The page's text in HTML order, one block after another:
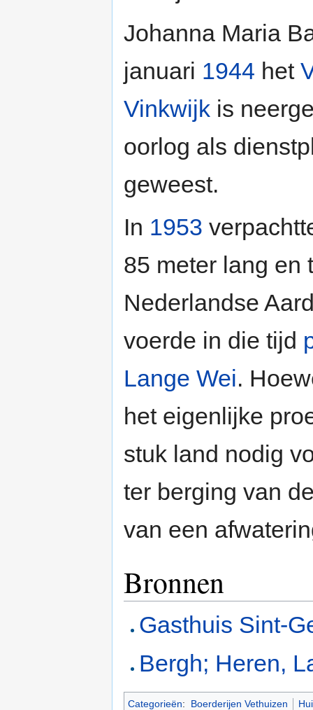
Johanna Maria
januari 1944 het
Vinkwijk is
oorlog als
geweest.
In 1953
85 meter lang en
Nederlandse
voerde in die tijd
Lange Wei.
het eigenlijke
stuk land nodig
ter berging van
van een
Bronnen
Gasthuis Sint-
Bergh; Heren,
Categorieën: Boerderijen Vethuizen